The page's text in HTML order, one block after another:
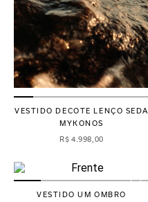
VESTIDO DECOTE LENÇO SEDA
MYKONOS
R$ 4 .998 00
VESTIDO UM OMBRO